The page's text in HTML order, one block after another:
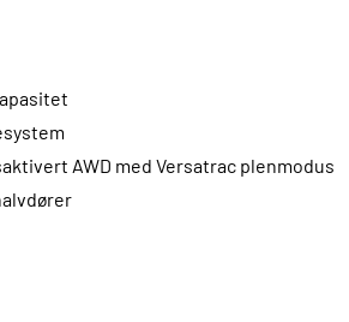
AWD med Versatrac plenmodus